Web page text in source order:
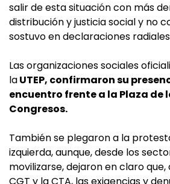
salir de esta situación con más
distribución y justicia social y no
sostuvo en declaraciones
Las organizaciones sociales
laUTEP, confirmaron su
encuentro frente a la Plaza de
Congresos.
También se plegaron a la
izquierda, aunque, desde los
movilizarse, dejaron en claro